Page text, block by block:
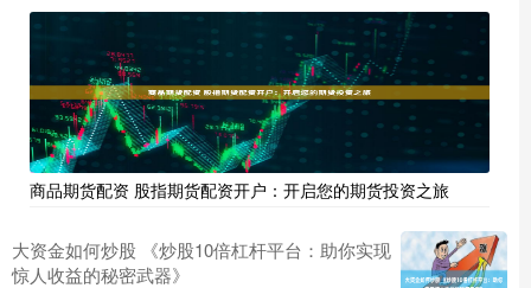
商品期货配资 股指期货配资开户：开启您的期货投资之旅
大资金如何炒股 《炒股10倍杠杆平台：助你实现
惊人收益的秘密武器》